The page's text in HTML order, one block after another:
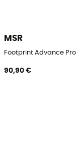
MSR
Footprint Advance
90,90 €